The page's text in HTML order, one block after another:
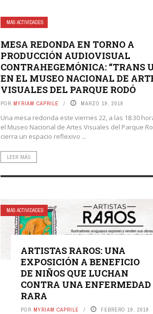
MÁS ACTIVIDADES
MESA REDONDA EN TORNO A
PRODUCCIÓN AUDIOVISUAL
CONTRAHEGEMÓNICA: “TRANS
EN EL MUSEO NACIONAL DE
VISUALES DEL PARQUE RODÓ
POR MYRIAM CAPRILE MARZO 19, 2019
Una mesa redonda este viernes 22, a las 18.30
el Museo Nacional de Artes Visuales del Parque
cierra un espacio reflexivo ...
LEER MÁS
MÁS ACTIVIDADES
ARTISTAS RAROS: UNA
EXPOSICIÓN A BENEFICIO
DE NIÑOS QUE LUCHAN
CONTRA UNA ENFERMEDAD
RARA
POR MYRIAM CAPRILE FEBRERO 19, 2019